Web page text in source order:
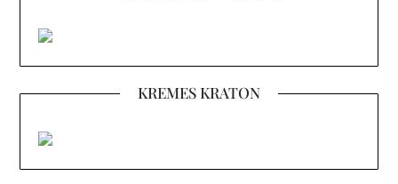
KREMES KRATON